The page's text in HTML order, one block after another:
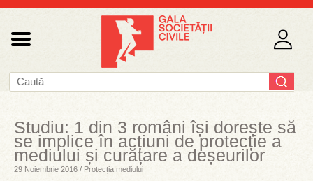
Studiu: 1 din 3 români își dorește să
se implice în acțiuni de protecție a
mediului și curățare a deșeurilor
29 Noiembrie 2016 / Protecția mediului